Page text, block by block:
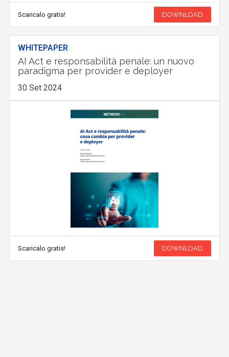
Scaricalo gratis! DOWNLOAD
WHITEPAPER
AI Act e responsabilità penale: un nuovo
paradigma per provider e deployer
30 Set 2024
Scaricalo gratis! DOWNLOAD